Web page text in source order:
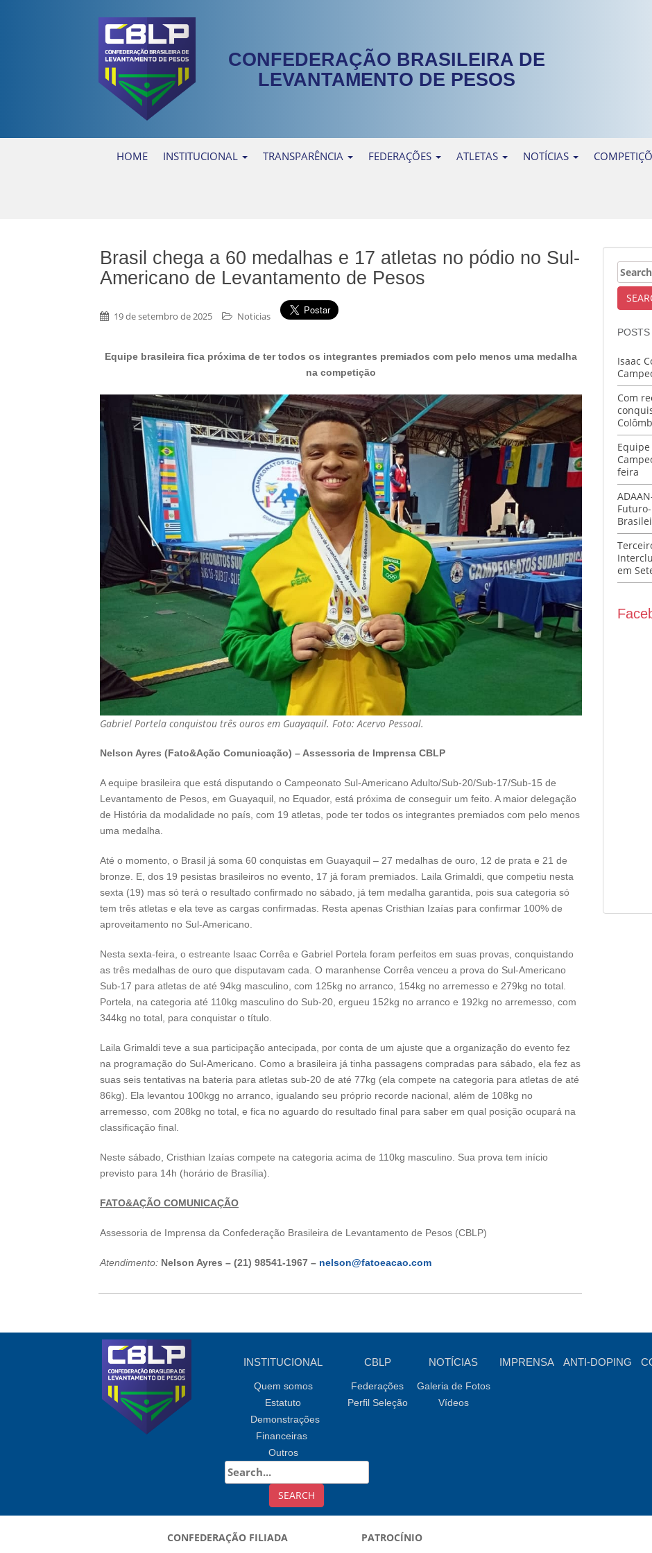
CONFEDERAÇÃO BRASILEIRA DE
LEVANTAMENTO DE PESOS
HOME INSTITUCIONAL TRANSPARÊNCIA FEDERAÇÕES ATLETAS NOTÍCIAS
Brasil chega a 60 medalhas e 17 atletas no pódio no Sul-
Americano de Levantamento de Pesos
19 de setembro de 2025 Noticias
Equipe brasileira fica próxima de ter todos os integrantes premiados com pelo menos uma medalha
na competição
Gabriel Portela conquistou três ouros em Guayaquil. Foto: Acervo Pessoal.
Nelson Ayres (Fato&Ação Comunicação) – Assessoria de Imprensa CBLP
A equipe brasileira que está disputando o Campeonato Sul-Americano Adulto/Sub-20/Sub-17/Sub-15 de
Levantamento de Pesos, em Guayaquil, no Equador, está próxima de conseguir um feito. A maior delegação
de História da modalidade no país, com 19 atletas, pode ter todos os integrantes premiados com pelo menos
uma medalha.
Até o momento, o Brasil já soma 60 conquistas em Guayaquil – 27 medalhas de ouro, 12 de prata e 21 de
bronze. E, dos 19 pesistas brasileiros no evento, 17 já foram premiados. Laila Grimaldi, que competiu nesta
sexta (19) mas só terá o resultado confirmado no sábado, já tem medalha garantida, pois sua categoria só
tem três atletas e ela teve as cargas confirmadas. Resta apenas Cristhian Izaías para confirmar 100% de
aproveitamento no Sul-Americano.
Nesta sexta-feira, o estreante Isaac Corrêa e Gabriel Portela foram perfeitos em suas provas, conquistando
as três medalhas de ouro que disputavam cada. O maranhense Corrêa venceu a prova do Sul-Americano
Sub-17 para atletas de até 94kg masculino, com 125kg no arranco, 154kg no arremesso e 279kg no total.
Portela, na categoria até 110kg masculino do Sub-20, ergueu 152kg no arranco e 192kg no arremesso, com
344kg no total, para conquistar o título.
Laila Grimaldi teve a sua participação antecipada, por conta de um ajuste que a organização do evento fez
na programação do Sul-Americano. Como a brasileira já tinha passagens compradas para sábado, ela fez as
suas seis tentativas na bateria para atletas sub-20 de até 77kg (ela compete na categoria para atletas de até
86kg). Ela levantou 100kgg no arranco, igualando seu próprio recorde nacional, além de 108kg no
arremesso, com 208kg no total, e fica no aguardo do resultado final para saber em qual posição ocupará na
classificação final.
Neste sábado, Cristhian Izaías compete na categoria acima de 110kg masculino. Sua prova tem início
previsto para 14h (horário de Brasília).
FATO&AÇÃO COMUNICAÇÃO
Assessoria de Imprensa da Confederação Brasileira de Levantamento de Pesos (CBLP)
Atendimento: Nelson Ayres – (21) 98541-1967 – nelson@fatoeacao.com
Isaac
Com
feira
em
INSTITUCIONAL
Quem somos
Estatuto
Demonstrações
Financeiras
Outros
CBLP
Federações
Perfil Seleção
NOTÍCIAS
Galeria de Fotos
Vídeos
IMPRENSA ANTI-DOPING
CONFEDERAÇÃO FILIADA PATROCÍNIO